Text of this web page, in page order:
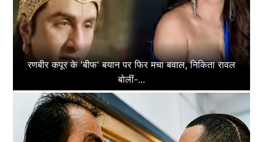
रणबीर कपूर के 'बीफ' बयान पर फिर मचा बवाल, निकिता रावल
बोलीं-...